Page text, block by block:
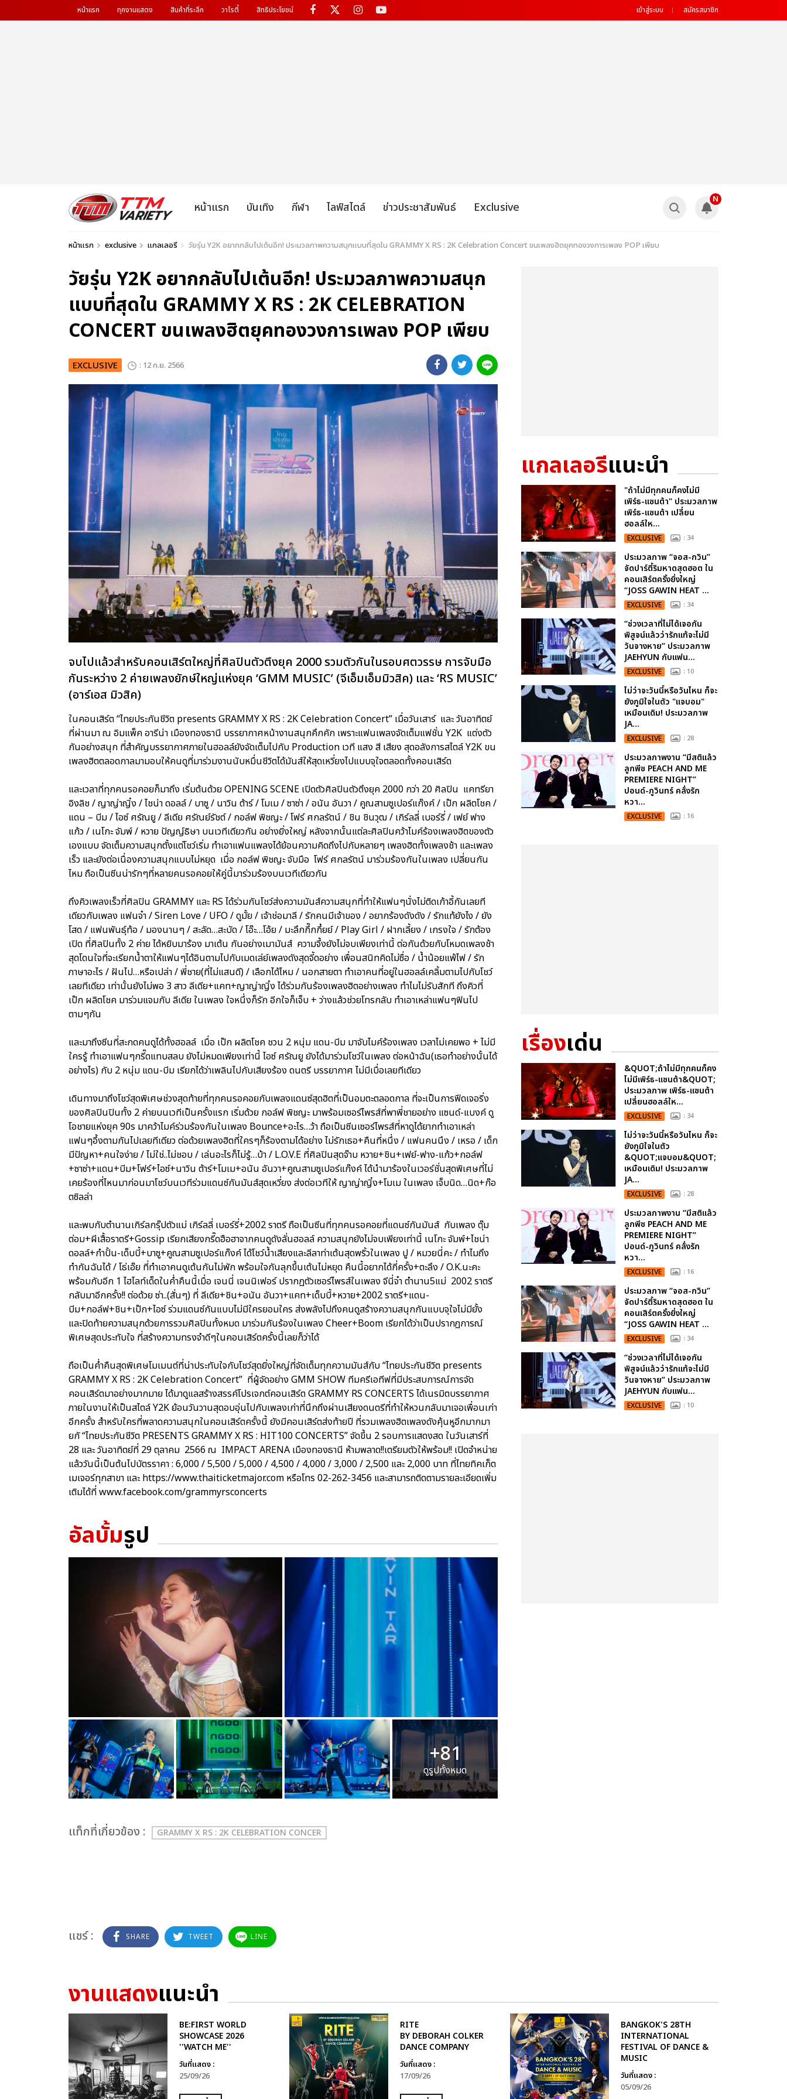
หน้าแรก ทุกงานแสดง สินค้าที่ระลึก วาไรตี้ สิทธิประโยชน์ เข้าสู่ระบบ สมัครสมาชิก
หน้าแรก บันเทิง กีฬา ไลฟ์สไตล์ ข่าวประชาสัมพันธ์ Exclusive
N
หน้าแรก exclusive แกลเลอรี วัยรุ่น Y2K อยากกลับไปเต้นอีก! ประมวลภาพความสนุกแบบที่สุดใน GRAMMY X RS : 2K Celebration Concert ขนเพลงฮิตยุคทองวงการเพลง POP เพียบ
วัยรุ่น Y2K อยากกลับไปเต้นอีก! ประมวลภาพความสนุก
แบบที่สุดใน GRAMMY X RS : 2K CELEBRATION
CONCERT ขนเพลงฮิตยุคทองวงการเพลง POP เพียบ
EXCLUSIVE : 12 ก.ย. 2566
จบไปแล้วสำหรับคอนเสิร์ตใหญ่ที่ศิลปินตัวตึงยุค 2000 รวมตัวกันในรอบศตวรรษ การจับมือ
กันระหว่าง 2 ค่ายเพลงยักษ์ใหญ่แห่งยุค ‘GMM MUSIC’ (จีเอ็มเอ็มมิวสิค) และ ‘RS MUSIC’
(อาร์เอส มิวสิค)
ในคอนเสิร์ต “ไทยประกันชีวิต presents GRAMMY X RS : 2K Celebration Concert” เมื่อวันเสาร์ และ วันอาทิตย์
ที่ผ่านมา ณ อิมแพ็ค อารีน่า เมืองทองธานี บรรยากาศหน้างานสนุกคึกคัก เพราะแฟนเพลงจัดเต็มแฟชั่น Y2K แต่งตัว
กันอย่างสนุก ที่สำคัญบรรยากาศภายในฮอลล์ยังจัดเต็มไปกับ Production เวที แสง สี เสียง สุดอลังการสไตล์ Y2K ขน
เพลงฮิตตลอดกาลมามอบให้คนดูที่มาร่วมงานนับหมื่นชีวิตได้มันส์ให้สุดเหวี่ยงไปแบบจุใจตลอดทั้งคอนเสิร์ต
และเวลาที่ทุกคนรอคอยก็มาถึง เริ่มต้นด้วย OPENING SCENE เปิดตัวศิลปินตัวตึงยุค 2000 กว่า 20 ศิลปิน แคทรียา
อิงลิช / ญาญ่าญิ๋ง / ไชน่า ดอลล์ / บาซู / นาวิน ต้าร์ / โมเม / ซาซ่า / อนัน อันวา / คูณสามซูเปอร์แก๊งค์ / เป๊ก ผลิตโชค /
แดน – บีม / ไอซ์ ศรัณยู / ลีเดีย ศรัณย์รัชต์ / กอล์ฟ พิชญะ / โฟร์ ศกลรัตน์ / ชิน ชินวุฒ / เกิร์ลลี่ เบอร์รี่ / เฟย์ ฟาง
แก้ว / เนโกะ จัมพ์ / หวาย ปัญญ์ธิษา บนเวทีเดียวกัน อย่างยิ่งใหญ่ หลังจากนั้นแต่ละศิลปินคว้าไมค์ร้องเพลงฮิตของตัว
เองแบบ จัดเต็มความสนุกตั้งแต่โชว์เริ่ม ทำเอาแฟนแพลงได้ย้อนความคิดถึงไปกับหลายๆ เพลงฮิตทั้งเพลงช้า และเพลง
เร็ว และยังต่อเนื่องความสนุกแบบไม่หยุด เมื่อ กอล์ฟ พิชญะ จับมือ โฟร์ ศกลรัตน์ มาร่วมร้องกันในเพลง เปลี่ยนกัน
ไหม ถือเป็นซีนน่ารักๆที่หลายคนรอคอยให้คู่นี้มาร่วมร้องบนเวทีเดียวกัน
ถึงคิวเพลงเร็วที่ศิลปิน GRAMMY และ RS ได้ร่วมกันโชว์ส่งความมันส์ความสนุกที่ทำให้แฟนๆนั่งไม่ติดเก้าอี้กันเลยที
เดียวกับเพลง แฟนจ๋า / Siren Love / UFO / ดูมั้ย / เจ้าช่อมาลี / รักคนมีเจ้าของ / อยากร้องดังดัง / รักแท้ยังไง / ยัง
โสด / แฟนพันธุ์ท้อ / มองนานๆ / สะลัด…สะบัด / โอ๊ะ…โอ้ย / มะลึกกึ๊กกึ๋ยย์ / Play Girl / ฝากเลี้ยง / เกรงใจ / รักต้อง
เปิด ที่ศิลปินทั้ง 2 ค่าย ได้หยิบมาร้อง มาเต้น กันอย่างเมามันส์ ความจึ้งยังไม่จบเพียงเท่านี้ ต่อกันด้วยกับโหมดเพลงช้า
สุดโดนใจที่จะเรียกน้ำตาให้แฟนๆได้อินตามไปกับเมดเล่ย์เพลงดังสุดจี้ดอย่าง เพื่อนสนิทคิดไม่ซื่อ / น้ำน้อยแพ้ไฟ / รัก
ภาษาอะไร / ฝันไป…หรือเปล่า / พี่ชาย(ที่ไม่แสนดี) / เลือกได้ไหม / นอกสายตา ทำเอาคนที่อยู่ในฮอลล์เคลิ้มตามไปกับโชว์
เลยทีเดียว เท่านั้นยังไม่พอ 3 สาว ลีเดีย+แคท+ญาญ่าญิ๋ง ได้ร่วมกันร้องเพลงฮิตอย่างเพลง ทำไมไม่รับสักที ถึงคิวที่
เป๊ก ผลิตโชค มาร่วมแจมกับ ลีเดีย ในเพลง ใจหนึ่งก็รัก อีกใจก็เจ็บ + ว่างแล้วช่วยโทรกลับ ทำเอาเหล่าแฟนๆฟินไป
ตามๆกัน
และมาถึงซีนที่สะกดคนดูได้ทั้งฮอลล์ เมื่อ เป๊ก ผลิตโชค ชวน 2 หนุ่ม แดน-บีม มาจับไมค์ร้องเพลง เวลาไม่เคยพอ + ไม่มี
ใครรู้ ทำเอาแฟนๆกรี๊ดแทบสลบ ยังไม่หมดเพียงเท่านี้ ไอซ์ ศรัณยู ยังได้มาร่วมโชว์ในเพลง ต่อหน้าฉัน(เธอทำอย่างนั้นได้
อย่างไร) กับ 2 หนุ่ม แดน-บีม เรียกได้ว่าเพลินไปกับเสียงร้อง ดนตรี บรรยากาศ ไม่มีเบื่อเลยทีเดียว
เดินทางมาถึงโชว์สุดพิเศษช่วงสุดท้ายที่ทุกคนรอคอยกับเพลงแดนซ์สุดฮิตที่เป็นอมตะตลอดกาล ที่จะเป็นการฟีดเจอริ่ง
ของศิลปินปินทั้ง 2 ค่ายบนเวทีเป็นครั้งแรก เริ่มด้วย กอล์ฟ พิชญะ มาพร้อมเซอร์ไพรส์ที่พาพี่ชายอย่าง แซนด์-แบงค์ ดู
โอชายแห่งยุค 90s มาคว้าไมค์ร่วมร้องกันในเพลง Bounce+อะไร…ว้า ถือเป็นซีนเซอร์ไพรส์ที่หาดูได้ยากทำเอาเหล่า
แฟนๆอึ้งตามกันไปเลยทีเดียว ต่อด้วยเพลงฮิตที่ใครๆก็ร้องตามได้อย่าง ไม่รักเธอ+คืนที่หนึ่ง / แฟนคนนึง / เหรอ / เด็ก
มีปัญหา+คนใจง่าย / ไม่ใช่..ไม่ชอบ / เล่นอะไรก็ไม่รู้…บ้า / L.O.V.E ที่ศิลปินสุดจ๊าบ หวาย+ชิน+เฟย์-ฟาง-แก้ว+กอล์ฟ
+ซาซ่า+แดน+บีม+โฟร์+ไอซ์+นาวิน ต้าร์+โมเม+อนัน อันวา+คูณสามซูเปอร์แก๊งค์ ได้นำมาร้องในเวอร์ชั่นสุดพิเศษที่ไม่
เคยร้องที่ไหนมาก่อนมาโชว์บนเวทีร่วมแดนซ์กันมันส์สุดเหวี่ยง ส่งต่อเวทีให้ ญาญ่าญิ๋ง+โมเม ในเพลง เจ็บนิด…นิด+ก๊อ
ตซิลล่า
และพบกับตำนานเกิร์ลกรุ๊ปตัวแม่ เกิร์ลลี่ เบอร์รี่+2002 ราตรี ถือเป็นซีนที่ทุกคนรอคอยที่แดนซ์กันมันส์ กับเพลง ตุ๊ม
ต่อม+ผีเสื้อราตรี+Gossip เรียกเสียงกรี๊ดฮือฮาจากคนดูดังลั่นฮอลล์ ความสนุกยังไม่จบเพียงเท่านี้ เนโกะ จัมพ์+ไชน่า
ดอลล์+กำปั้น-เด็บบี้+บาซู+คูณสามซูเปอร์แก๊งค์ ได้โชว์น้ำเสียงและลีลาท่าเต้นสุดพริ้วในเพลง ปู / หมวยนี่คะ / ทำไมถึง
ทำกันฉันได้ / โธ่เอ๊ย ที่ทำเอาคนดูเต้นกันไม่พัก พร้อมใจกันลุกขึ้นเต้นไม่หยุด คืนนี้อยากได้กี่ครั้ง+ตะลึง / O.K.นะคะ
พร้อมกับอีก 1 ไฮไลท์เด็ดในค่ำคืนนี้เมื่อ เจนนี่ เจนนิเฟอร์ ปรากฏตัวเซอร์ไพรส์ในเพลง จีนี่จ๋า ตำนาน5แม่ 2002 ราตรี
กลับมาอีกครั้ง!! ต่อด้วย ซ่า..(สั่นๆ) ที่ ลีเดีย+ชิน+อนัน อันวา+แคท+เด็บบี้+หวาย+2002 ราตรี+แดน-
บีม+กอล์ฟ+ชิน+เป๊ก+ไอซ์ ร่วมแดนซ์กันแบบไม่มีใครยอมใคร ส่งพลังไปถึงคนดูสร้างความสนุกกันแบบจุใจไม่มียั้ง
และปิดท้ายความสนุกด้วยการรวมศิลปินทั้งหมด มาร่วมกันร้องในเพลง Cheer+Boom เรียกได้ว่าเป็นปรากฎการณ์
พิเศษสุดประทับใจ ที่สร้างความทรงจำดีๆในคอนเสิร์ตครั้งนี้เลยก็ว่าได้
ถือเป็นค่ำคืนสุดพิเศษโมเมนต์ที่น่าประทับใจกับโชว์สุดยิ่งใหญ่ที่จัดเต็มทุกความมันส์กับ “ไทยประกันชีวิต presents
GRAMMY X RS : 2K Celebration Concert” ที่ผู้จัดอย่าง GMM SHOW ทีมครีเอทีฟที่มีประสบการณ์การจัด
คอนเสิร์ตมาอย่างมากมาย ได้มาดูแลสร้างสรรค์โปรเจกต์คอนเสิร์ต GRAMMY RS CONCERTS ได้เนรมิตบรรยากาศ
ภายในงานให้เป็นสไตล์ Y2K ย้อนวันวานสุดอบอุ่นไปกับเพลงเก่าที่นึกถึงผ่านเสียงดนตรีที่ทำให้หวนกลับมาเจอเพื่อนเก่า
อีกครั้ง สำหรับใครที่พลาดความสนุกในคอนเสิร์ตครั้งนี้ ยังมีคอนเสิร์ตส่งท้ายปี ที่รวมเพลงฮิตเพลงดังคุ้นหูอีกมากมา
ยกั “ไทยประกันชีวิต PRESENTS GRAMMY X RS : HIT100 CONCERTS” จัดขึ้น 2 รอบการแสดงสด ในวันเสาร์ที่
28 และ วันอาทิตย์ที่ 29 ตุลาคม 2566 ณ IMPACT ARENA เมืองทองธานี ห้ามพลาด!!เตรียมตัวให้พร้อม!! เปิดจำหน่าย
แล้ววันนี้เป็นต้นไปบัตรราคา : 6,000 / 5,500 / 5,000 / 4,500 / 4,000 / 3,000 / 2,500 และ 2,000 บาท ที่ไทยทิคเก็ต
เมเจอร์ทุกสาขา และ https://www.thaiticketmajor.com หรือโทร 02-262-3456 และสามารถติดตามรายละเอียดเพิ่ม
เติมได้ที่ www.facebook.com/grammyrsconcerts
อัลบั้มรูป
+81
ดูรูปทั้งหมด
เเท็กที่เกี่ยวข้อง : GRAMMY X RS : 2K CELEBRATION CONCER
แชร์ : SHARE TWEET LINE
แกลเลอรีแนะนำ
"ถ้าไม่มีทุกคนก็คงไม่มี
เพิร์ธ-แซนต้า" ประมวลภาพ
เพิร์ธ-แซนต้า เปลี่ยน
ฮอลล์ให...
EXCLUSIVE : 34
ประมวลภาพ “จอส-กวิน”
จัดปาร์ตี้ริมหาดสุดฮอต ใน
คอนเสิร์ตครั้งยิ่งใหญ่
“JOSS GAWIN HEAT ...
EXCLUSIVE : 34
“ช่วงเวลาที่ไม่ได้เจอกัน
พิสูจน์แล้วว่ารักแท้จะไม่มี
วันจางหาย” ประมวลภาพ
JAEHYUN กับแฟน...
EXCLUSIVE : 10
ไม่ว่าจะวันนี้หรือวันไหน ก็จะ
ยังภูมิใจในตัว "แจบอม"
เหมือนเดิม! ประมวลภาพ
JA...
EXCLUSIVE : 28
ประมวลภาพงาน “มีสติแล้ว
ลูกพีช PEACH AND ME
PREMIERE NIGHT”
ปอนด์-ภูวินทร์ คลั่งรัก
หวา...
EXCLUSIVE : 16
เรื่องเด่น
&QUOT;ถ้าไม่มีทุกคนก็คง
ไม่มีเพิร์ธ-แซนต้า&QUOT;
ประมวลภาพ เพิร์ธ-แซนต้า
เปลี่ยนฮอลล์ให...
EXCLUSIVE : 34
ไม่ว่าจะวันนี้หรือวันไหน ก็จะ
ยังภูมิใจในตัว
&QUOT;แจบอม&QUOT;
เหมือนเดิม! ประมวลภาพ
JA...
EXCLUSIVE : 28
ประมวลภาพงาน “มีสติแล้ว
ลูกพีช PEACH AND ME
PREMIERE NIGHT”
ปอนด์-ภูวินทร์ คลั่งรัก
หวา...
EXCLUSIVE : 16
ประมวลภาพ “จอส-กวิน”
จัดปาร์ตี้ริมหาดสุดฮอต ใน
คอนเสิร์ตครั้งยิ่งใหญ่
“JOSS GAWIN HEAT ...
EXCLUSIVE : 34
“ช่วงเวลาที่ไม่ได้เจอกัน
พิสูจน์แล้วว่ารักแท้จะไม่มี
วันจางหาย” ประมวลภาพ
JAEHYUN กับแฟน...
EXCLUSIVE : 10
งานแสดงแนะนำ
BE:FIRST WORLD
SHOWCASE 2026
''WATCH ME''
วันที่แสดง :
25/09/26
RITE
BY DEBORAH COLKER
DANCE COMPANY
วันที่แสดง :
17/09/26
BANGKOK'S 28TH
INTERNATIONAL
FESTIVAL OF DANCE &
MUSIC
วันที่แสดง :
05/09/26